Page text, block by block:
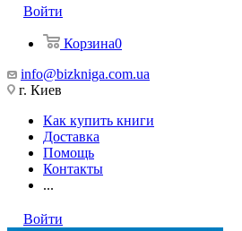
Войти
Корзина0
info@bizkniga.com.ua
г. Киев
Как купить книги
Доставка
Помощь
Контакты
...
Войти